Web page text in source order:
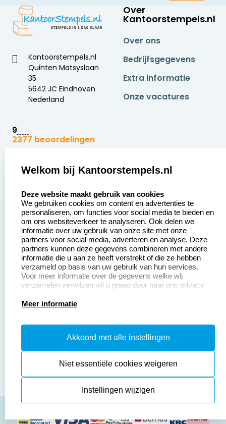
Kantoorstempels.nl
Quinten Matsyslaan
35
5642 JC Eindhoven
Nederland
9
2377 beoordelingen
Over
Kantoorstempels.nl
Over ons
Bedrijfsgegevens
Extra informatie
Onze vacatures
Zakelijk:
Aanvraag op maat
Betaling &
Verzending
Wederverkoper
worden
Sale
Klantenservice:
Contact opnemen
Veel gestelde vragen
Retourneren
Herroepingsrecht
Productinformatie:
Instructiepagina
Safety Sheets
Sitemap
Welkom bij Kantoorstempels.nl
Deze website maakt gebruik van cookies
We gebruiken cookies om content en advertenties te
personaliseren, om functies voor social media te bieden en
om ons websiteverkeer te analyseren. Ook delen we
informatie over uw gebruik van onze site met onze
partners voor social media, adverteren en analyse. Deze
partners kunnen deze gegevens combineren met andere
informatie die u aan ze heeft verstrekt of die ze hebben
verzameld op basis van uw gebruik van hun services.
Voor meer informatie over de gegevens welke wij
verzamelen verwijzen wij u graag door naar ons privacy
Meer informatie
Akkoord met alle instellingen
Niet essentiële cookies weigeren
Instellingen wijzigen